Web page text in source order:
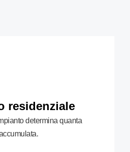
residenziale
determina quanta